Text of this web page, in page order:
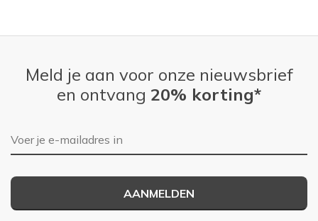
Meld je aan voor onze nieuwsbrief
en ontvang 20% korting*
E-mailadres
AANMELDEN